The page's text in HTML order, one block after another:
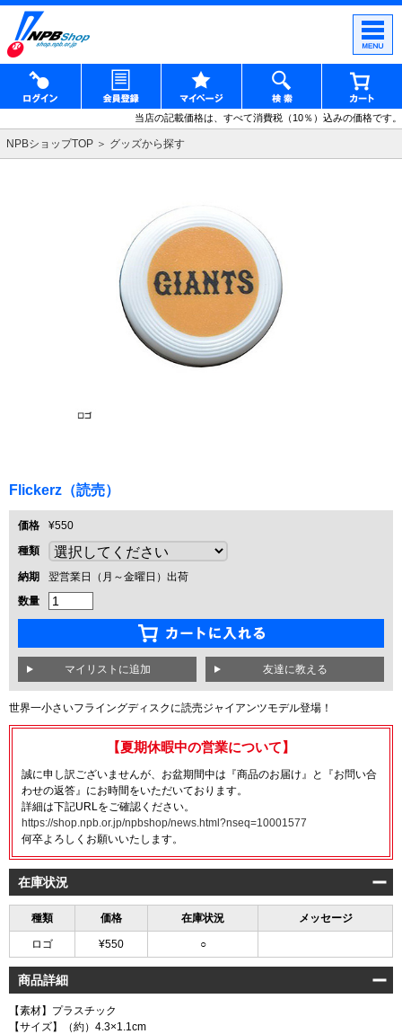
当店の記載価格は、すべて消費税（10％）込みの価格です。
NPBショップTOP グッズから探す
Flickerz（読売）
価格
¥550
種類
納期
翌営業日（月～金曜日）出荷
数量
友達に教える
世界一小さいフライングディスクに読売ジャイアンツモデル登場！
【夏期休暇中の営業について】
誠に申し訳ございませんが、お盆期間中は『商品のお届け』と『お問い合
わせの返答』にお時間をいただいております。
詳細は下記URLをご確認ください。
https://shop.npb.or.jp/npbshop/news.html?nseq=10001577
何卒よろしくお願いいたします。
在庫状況
種類 価格 在庫状況 メッセージ
ロゴ ¥550 ○
商品詳細
【素材】プラスチック
【サイズ】（約）4.3×1.1cm